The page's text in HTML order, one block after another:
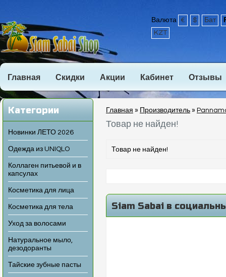
Валюта € $ Бат
KZT
Главная Скидки Акции Кабинет Отзывы
Категории
Новинки ЛЕТО 2026
Одежда из UNIQLO
Коллаген питьевой и в
капсулах
Косметика для лица
Косметика для тела
Уход за волосами
Натуральное мыло,
дезодоранты
Тайские зубные пасты
Главная » Производитель »
Товар не найден!
Товар не найден!
Siam Sabai в